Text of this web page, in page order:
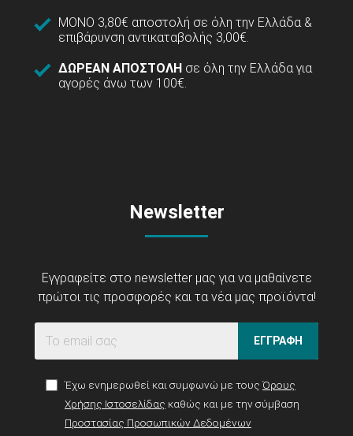
ΜΟΝΟ 3,80€ αποστολή σε όλη την Ελλάδα &
επιβάρυνση αντικαταβολής 3,00€.
ΔΩΡΕΑΝ ΑΠΟΣΤΟΛΗ σε όλη την Ελλάδα για
αγορές άνω των 100€.
Newsletter
Εγγραφείτε στο newsletter μας για να μαθαίνετε
πρώτοι τις προσφορές και τα νέα μας προϊόντα!
ΕΓΓΡΑΦΗ
Έχω ενημερωθεί και συμφωνώ με τους Όρους
Χρήσης Ιστοσελίδας καθώς και με την σύμβαση
Προστασίας Προσωπικών Δεδομένων